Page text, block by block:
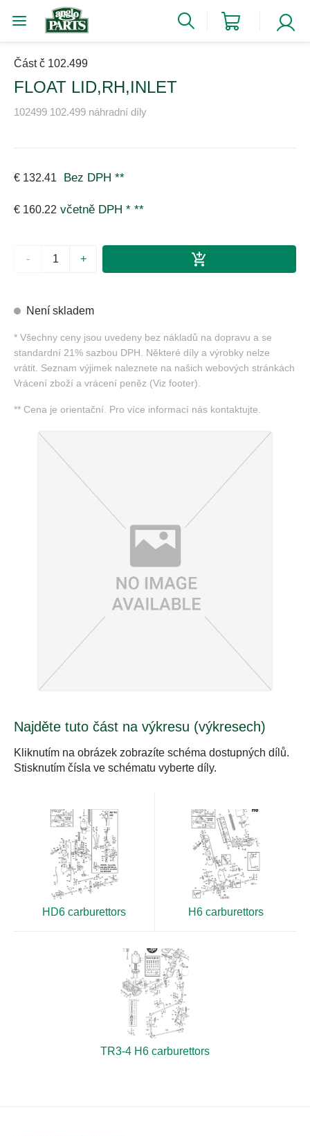
Část č 102.499
FLOAT LID,RH,INLET
102499 102.499 náhradní díly
€ 132.41 Bez DPH **
€ 160.22 včetně DPH * **
- +
Není skladem
* Všechny ceny jsou uvedeny bez nákladů na dopravu a se
standardní 21% sazbou DPH. Některé díly a výrobky nelze
vrátit. Seznam výjimek naleznete na našich webových stránkách
Vrácení zboží a vrácení peněz (Viz footer).
** Cena je orientační. Pro více informací nás kontaktujte.
Najděte tuto část na výkresu (výkresech)
Kliknutím na obrázek zobrazíte schéma dostupných dílů.
Stisknutím čísla ve schématu vyberte díly.
HD6 carburettors H6 carburettors
TR3-4 H6 carburettors